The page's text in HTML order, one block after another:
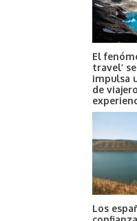
El
travel’
impulsa
de
Los